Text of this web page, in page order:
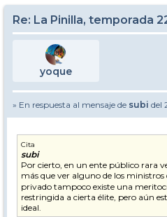
Re: La Pinilla, temporada
yoque
» En respuesta al mensaje de subi del
Cita
subi
Por cierto, en un ente público rara
más que ver alguno de los ministros
privado tampoco existe una
restringida a cierta élite, pero aún
ideal.